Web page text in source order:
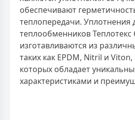
обеспечивают
теплопередачи. Уплотнения
теплообменников Теплотекс
изготавливаются из
таких как EPDM, Nitril и
которых обладает
характеристиками и